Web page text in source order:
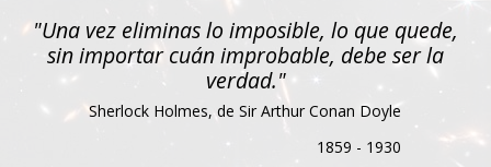
"Una vez eliminas lo imposible, lo que quede,
sin importar cuán improbable, debe ser la
verdad."
Sherlock Holmes, de Sir Arthur Conan Doyle
1859 - 1930